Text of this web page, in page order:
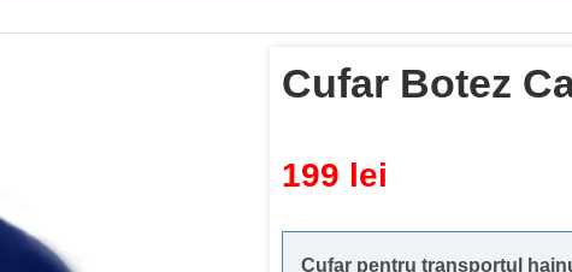
Cufar Botez
199 lei
Cufar pentru transportul